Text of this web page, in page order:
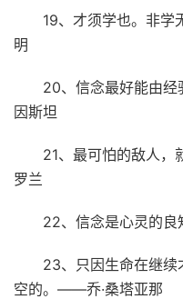
19、才须学也。非
明
20、信念最好能由
因斯坦
21、最可怕的敌人
罗兰
22、信念是心灵的
23、只因生命在继续
空的。——乔·桑塔亚那